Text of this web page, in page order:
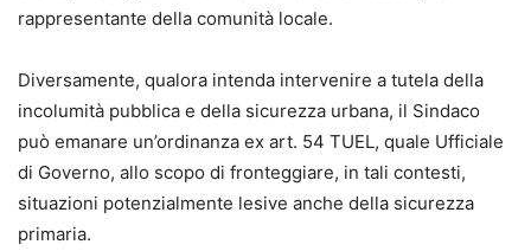
rappresentante della comunità locale.
Diversamente, qualora intenda intervenire a tutela della
incolumità pubblica e della sicurezza urbana, il Sindaco
può emanare un’ordinanza ex art. 54 TUEL, quale Ufficiale
di Governo, allo scopo di fronteggiare, in tali contesti,
situazioni potenzialmente lesive anche della sicurezza
primaria.